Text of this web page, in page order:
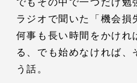
ラジオで聞いた「機会損
何事も長い時間をかけれ
る、でも始めなければ、
う話。